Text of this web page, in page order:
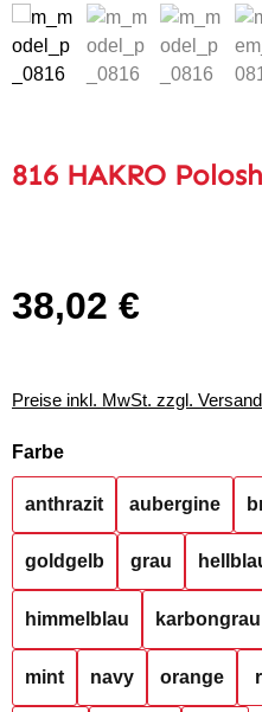
816 HAKRO
Regulärer Preis:
38,02 €
Preise inkl. MwSt. zzgl.
Farbeauswählen
anthrazit aubergine
goldgelb grau
himmelblau karbongrau
mint navy orange